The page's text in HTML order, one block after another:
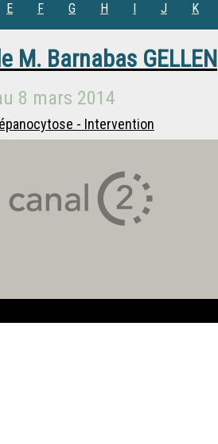
E F G H I J K
M. Barnabas GELLEN
8 mars 2014
- Intervention